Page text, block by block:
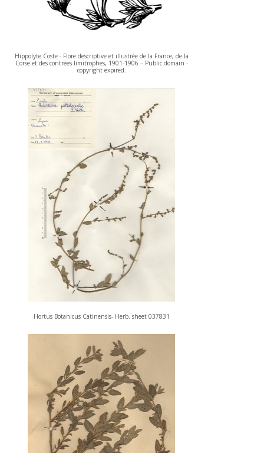
Hippolyte Coste - Flore descriptive et illustrée de la France, de la
Corse et des contrées limitrophes, 1901-1906 – Public domain -
copyright expired.
Hortus Botanicus Catinensis- Herb. sheet 037831